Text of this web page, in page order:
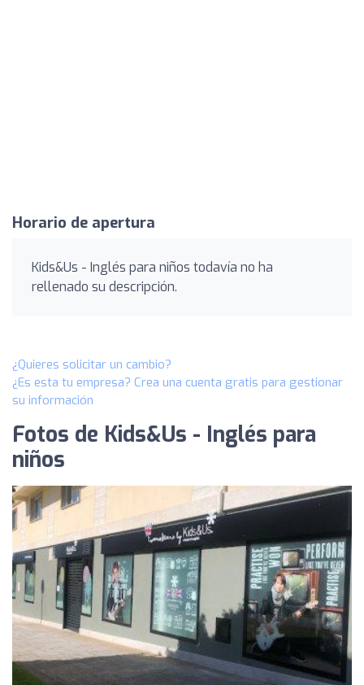
Horario de apertura
Kids&Us - Inglés para niños todavía no ha
rellenado su descripción.
¿Quieres solicitar un cambio?
¿Es esta tu empresa? Crea una cuenta gratis para gestionar
su información
Fotos de Kids&Us - Inglés para
niños